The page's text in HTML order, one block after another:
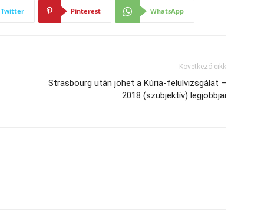
Twitter Pinterest WhatsApp
Következő cikk
Strasbourg után jöhet a Kúria-felülvizsgálat –
2018 (szubjektív) legjobbjai